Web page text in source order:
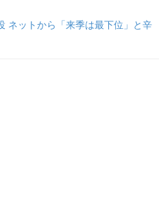
ネットから「来季は最下位」と辛